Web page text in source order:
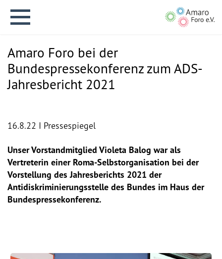
Über uns
Vision
Amaro Foro bei der
Bundespressekonferenz zum ADS-
Jahresbericht 2021
16.8.22 I Pressespiegel
Unser Vorstandmitglied Violeta Balog war als
Vertreterin einer Roma-Selbstorganisation bei der
Vorstellung des Jahresberichts 2021 der
Antidiskriminierungsstelle des Bundes im Haus der
Bundespressekonferenz.